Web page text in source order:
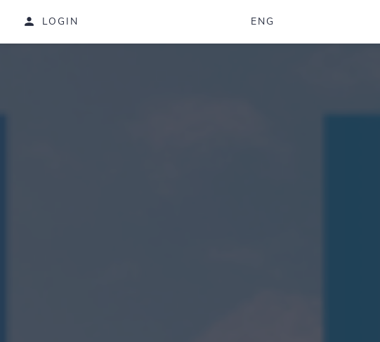
LOGIN ENG